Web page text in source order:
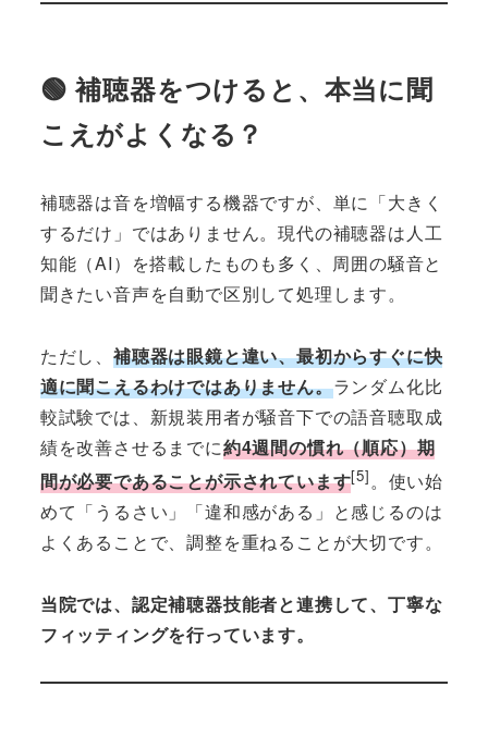
🟢 補聴器をつけると、本当に聞
こえがよくなる？
補聴器は音を増幅する機器ですが、単に「大きく
するだけ」ではありません。現代の補聴器は人工
知能（AI）を搭載したものも多く、周囲の騒音と
聞きたい音声を自動で区別して処理します。
ただし、 補聴器は眼鏡と違い、最初からすぐに快
適に聞こえるわけではありません。ランダム化比
較試験では、新規装用者が騒音下での語音聴取成
績を改善させるまでに約4週間の慣れ（順応）期
間が必要であることが示されています[5]。使い始
めて「うるさい」「違和感がある」と感じるのは
よくあることで、調整を重ねることが大切です。
当院では、認定補聴器技能者と連携して、丁寧な
フィッティングを行っています。